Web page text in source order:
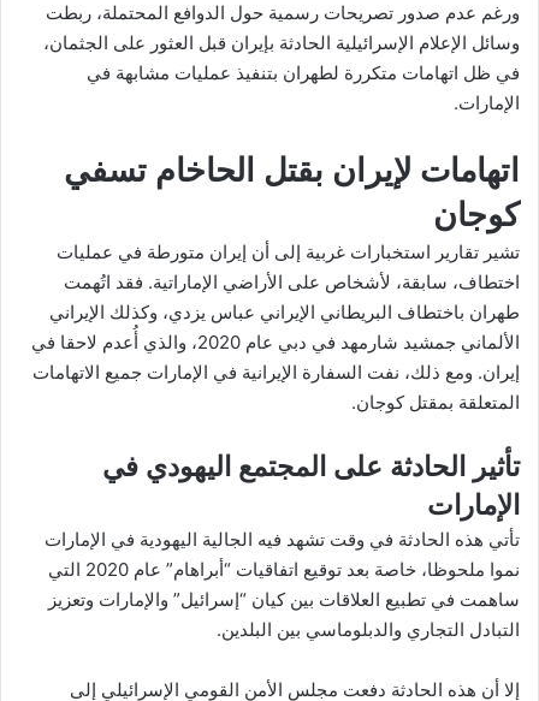
ورغم عدم صدور تصريحات رسمية حول الدوافع المحتملة، ربطت
وسائل الإعلام الإسرائيلية الحادثة بإيران قبل العثور على الجثمان،
في ظل اتهامات متكررة لطهران بتنفيذ عمليات مشابهة في
الإمارات.
اتهامات لإيران بقتل الحاخام تسفي
كوجان
تشير تقارير استخبارات غربية إلى أن إيران متورطة في عمليات
اختطاف، سابقة، لأشخاص على الأراضي الإماراتية. فقد اتُهمت
طهران باختطاف البريطاني الإيراني عباس يزدي، وكذلك الإيراني
الألماني جمشيد شارمهد في دبي عام 2020، والذي أُعدم لاحقا في
إيران. ومع ذلك، نفت السفارة الإيرانية في الإمارات جميع الاتهامات
المتعلقة بمقتل كوجان.
تأثير الحادثة على المجتمع اليهودي في
الإمارات
تأتي هذه الحادثة في وقت تشهد فيه الجالية اليهودية في الإمارات
نموا ملحوظا، خاصة بعد توقيع اتفاقيات “أبراهام” عام 2020 التي
ساهمت في تطبيع العلاقات بين كيان “إسرائيل” والإمارات وتعزيز
التبادل التجاري والدبلوماسي بين البلدين.
إلا أن هذه الحادثة دفعت مجلس الأمن القومي الإسرائيلي إلى